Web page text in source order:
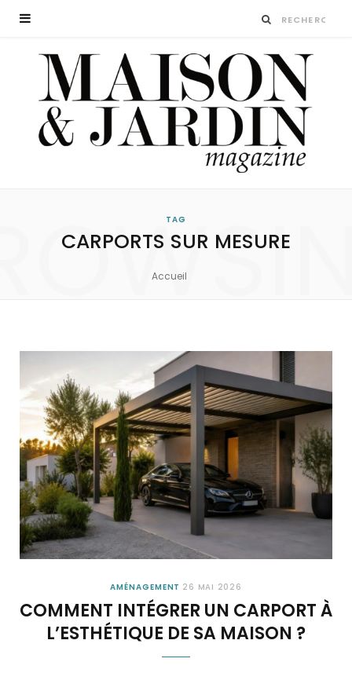
TAG
CARPORTS SUR MESURE
Accueil
AMÉNAGEMENT 26 MAI 2026
COMMENT INTÉGRER UN CARPORT À
L’ESTHÉTIQUE DE SA MAISON ?